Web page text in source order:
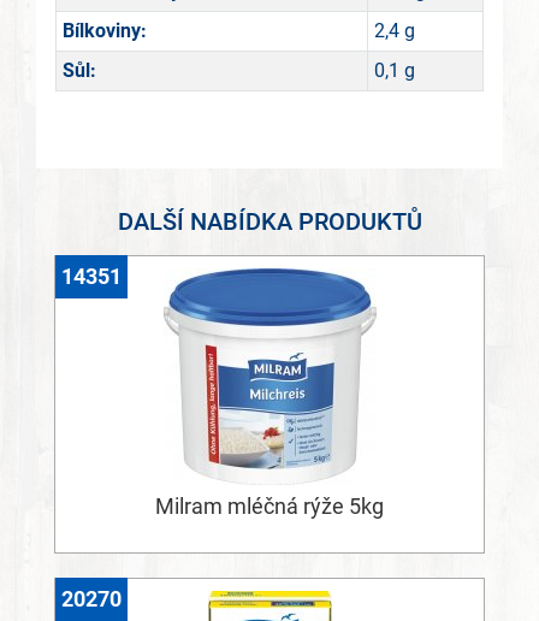
Bílkoviny:
2,4 g
Sůl:
0,1 g
DALŠÍ NABÍDKA PRODUKTŮ
Milram mléčná rýže 5kg
14351
20270